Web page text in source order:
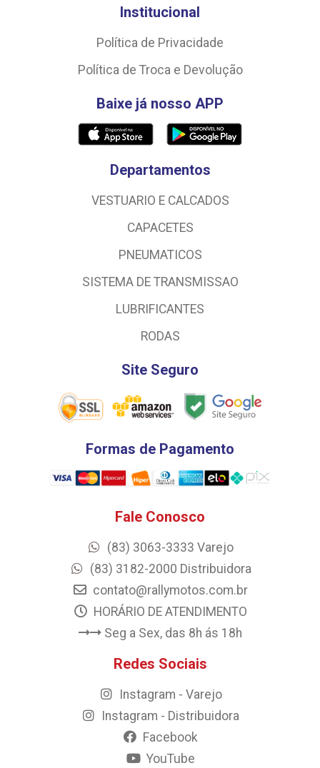
Institucional
Política de Privacidade
Política de Troca e Devolução
Baixe já nosso APP
Departamentos
VESTUARIO E CALCADOS
CAPACETES
PNEUMATICOS
SISTEMA DE TRANSMISSAO
LUBRIFICANTES
RODAS
Site Seguro
Formas de Pagamento
Fale Conosco
(83) 3063-3333 Varejo
(83) 3182-2000 Distribuidora
contato@rallymotos.com.br
HORÁRIO DE ATENDIMENTO
Seg a Sex, das 8h ás 18h
Redes Sociais
Instagram - Varejo
Instagram - Distribuidora
Facebook
YouTube